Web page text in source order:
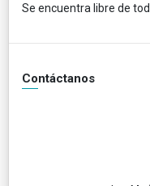
Se encuentra libre de
Contáctanos